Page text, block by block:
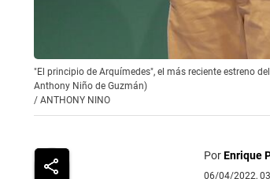
"El principio de Arquímedes", el más reciente estreno
Anthony Niño de Guzmán)
/ ANTHONY NINO
PorEnrique
06/04/2022,